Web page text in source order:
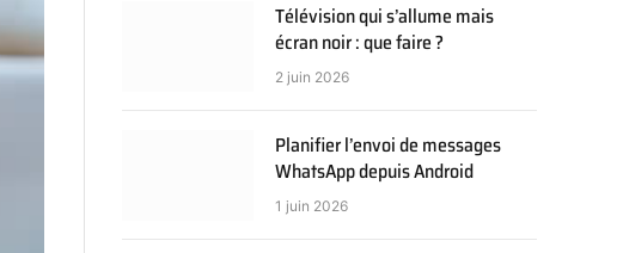
Télévision qui s’allume mais
écran noir : que faire ?
2 juin 2026
Planifier l’envoi de messages
WhatsApp depuis Android
1 juin 2026